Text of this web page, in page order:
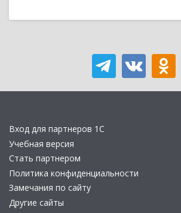
Вход для партнеров 1С
Учебная версия
Стать партнером
Политика конфиденциальности
Замечания по сайту
Другие сайты